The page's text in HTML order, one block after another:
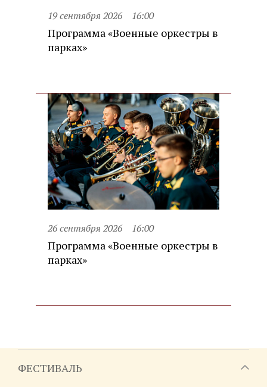
19 сентября 2026 16:00
Программа «Военные оркестры в
парках»
26 сентября 2026 16:00
Программа «Военные оркестры в
парках»
ФЕСТИВАЛЬ